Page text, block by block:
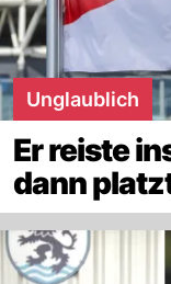
Unglaublich
Er reiste
dann